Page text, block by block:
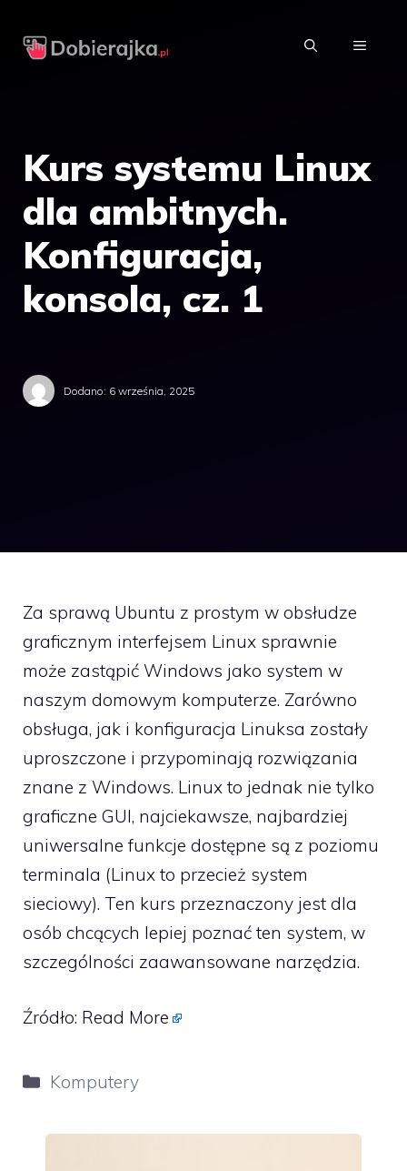
MENU
Kurs systemu Linux
dla ambitnych.
Konfiguracja,
konsola, cz. 1
Dodano: 6 września, 2025
Za sprawą Ubuntu z prostym w obsłudze
graficznym interfejsem Linux sprawnie
może zastąpić Windows jako system w
naszym domowym komputerze. Zarówno
obsługa, jak i konfiguracja Linuksa zostały
uproszczone i przypominają rozwiązania
znane z Windows. Linux to jednak nie tylko
graficzne GUI, najciekawsze, najbardziej
uniwersalne funkcje dostępne są z poziomu
terminala (Linux to przecież system
sieciowy). Ten kurs przeznaczony jest dla
osób chcących lepiej poznać ten system, w
szczególności zaawansowane narzędzia.
Źródło: Read More
Kategorie
Komputery